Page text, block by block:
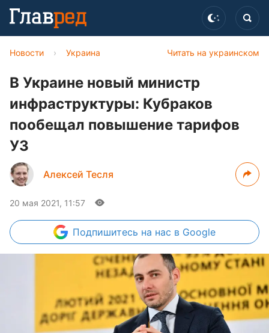
Читать на украинском
Новости › Украина
В Украине новый министр
инфраструктуры: Кубраков
пообещал повышение тарифов
УЗ
Алексей Тесля
20 мая 2021, 11:57
Подпишитесь на нас в Google